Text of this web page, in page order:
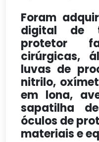
Foram
digital de
protetor
cirúrgicas,
luvas de
nitrilo,
em lona,
sapatilha
óculos de
materiais e